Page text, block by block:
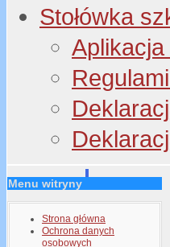
Stołówka
Menu witryny
Strona główna
Ochrona danych
osobowych